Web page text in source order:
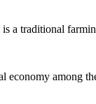
a traditional
among